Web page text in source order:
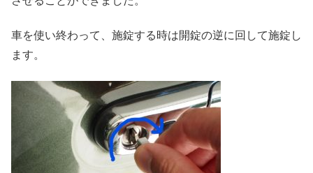
車を使い終わって、施錠する時は開錠の逆に回して施錠し
ます。